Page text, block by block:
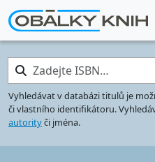
Zadejte ISBN…
Vyhledávat v databázi titulů je
či vlastního identifikátoru.
autorityči jména.